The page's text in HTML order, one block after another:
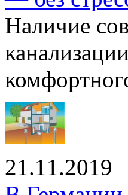
Наличие
21.11.2019